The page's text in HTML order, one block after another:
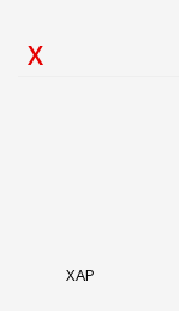
X
XAP